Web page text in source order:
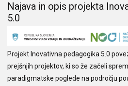
Najava in opis projekta
5.0
Projekt Inovativna pedagogika 5.0
prejšnjih projektov, ki so že začeli
paradigmatske poglede na področju